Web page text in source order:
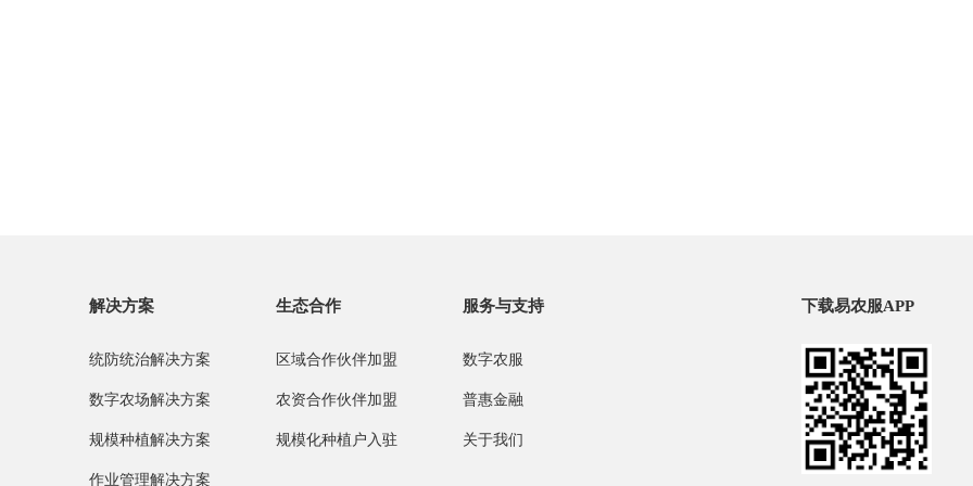
下载易农服APP
解决方案
统防统治解决方案
数字农场解决方案
规模种植解决方案
作业管理解决方案
生态合作
区域合作伙伴加盟
农资合作伙伴加盟
规模化种植户入驻
服务与支持
数字农服
普惠金融
关于我们